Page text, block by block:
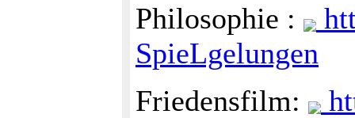
Philosophie :
SpieLgelungen
Friedensfilm: